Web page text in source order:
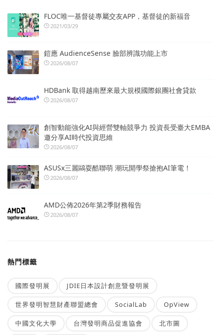
FLOC唯一基督徒專屬交友APP，基督徒的新福音
2021/03/29
鎧應 AudienceSense 臉部辨識功能上市
2026/08/07
HDBank 取得越南歷來最大規模國際銀團社會貸款
2026/08/07
創智動能強化AI與經營雙軸競爭力 投資長受臺大EMBA
邀分享AI時代投資思維
2026/08/07
ASUSx三麗鷗耍酷聯萌 潮玩開學祭搶抱AI筆電！
2026/08/07
AMD公佈2026年第2季財務報告
2026/08/07
熱門標籤
國際發明展 JDIE日本設計創意暨發明展
世界發明智慧財產聯盟總會 SocialLab OpView
中國文化大學 台灣發明商品促進協會 北市圖